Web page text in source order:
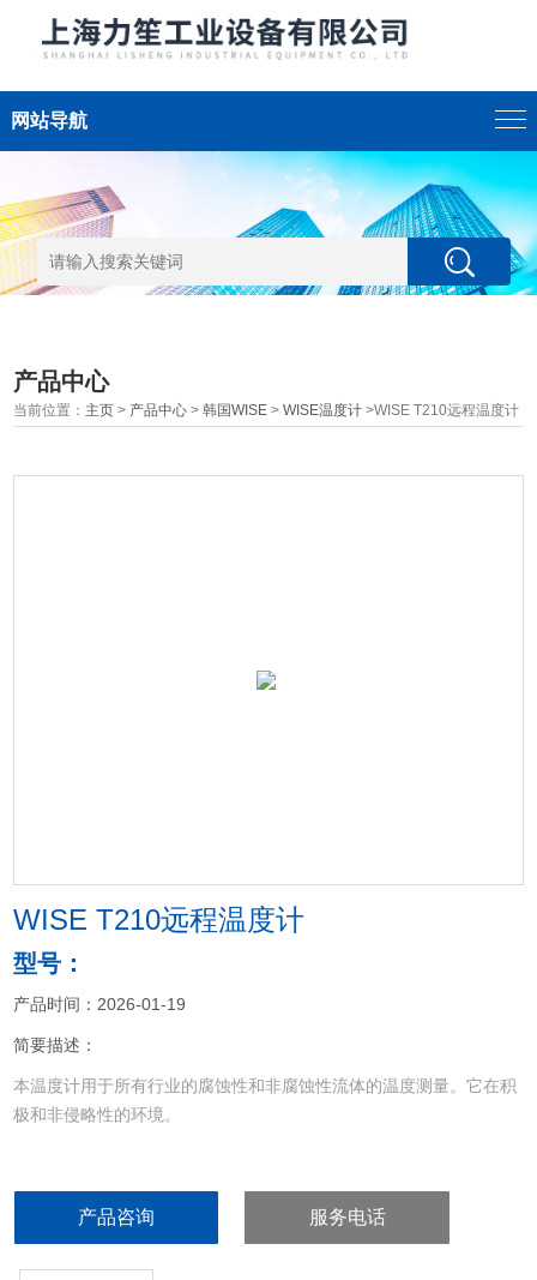
网站导航
产品中心
当前位置： 主页 > 产品中心 >韩国WISE >WISE温度计 >WISE T210远程温度计
WISE T210远程温度计
型号：
产品时间：2026-01-19
简要描述：
本温度计用于所有行业的腐蚀性和非腐蚀性流体的温度测量。它在积
极和非侵略性的环境。
产品咨询 服务电话